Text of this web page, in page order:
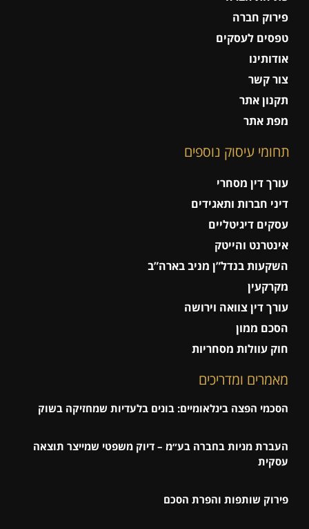
פירוק חברה
טפסים לעסקים
אודותינו
צור קשר
תקנון אתר
מפת אתר
תחומי עיסוק נוספים
עורך דין מסחרי
דיני חברות ותאגידים
עסקים דיגיטליים
אינטרנט והייטק
השקעות בנדל”ן מניב בארה”ב
מקרקעין
עורך דין צוואה וירושה
הסכם ממון
חוק עוולות מסחריות
מאמרים ומדריכים
הסכמי הפצה בינלאומיים: בונים בלעדיות שמחזיקה בשוק
העברת מניות בחברה בע״מ – דיוק משפטי שמייצר תוצאה
עסקית
פירוק שותפות והפרת הסכם